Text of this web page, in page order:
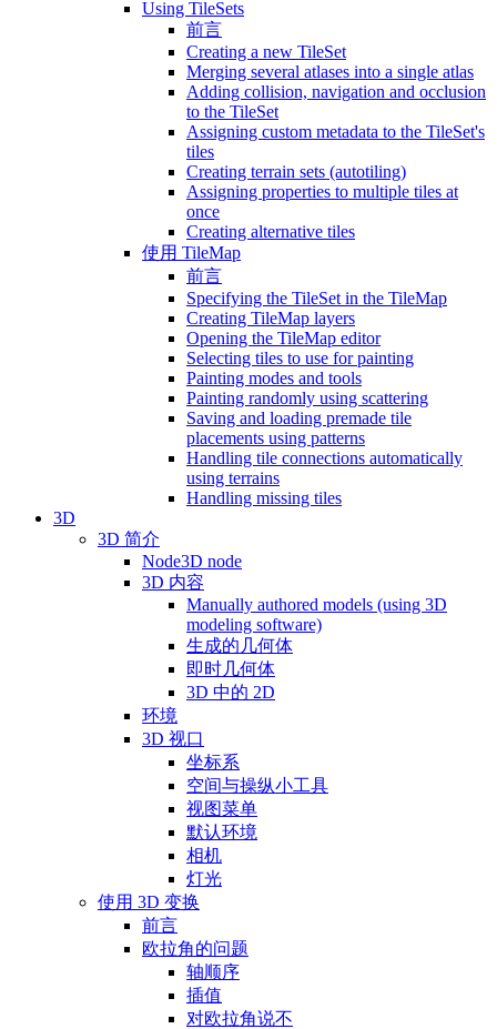
Using TileSets
前言
Creating a new TileSet
Merging several atlases into a single atlas
Adding collision, navigation and occlusion
to the TileSet
Assigning custom metadata to the TileSet's
tiles
Creating terrain sets (autotiling)
Assigning properties to multiple tiles at
once
Creating alternative tiles
使用 TileMap
前言
Specifying the TileSet in the TileMap
Creating TileMap layers
Opening the TileMap editor
Selecting tiles to use for painting
Painting modes and tools
Painting randomly using scattering
Saving and loading premade tile
placements using patterns
Handling tile connections automatically
using terrains
Handling missing tiles
3D
3D 简介
Node3D node
3D 内容
Manually authored models (using 3D
modeling software)
生成的几何体
即时几何体
3D 中的 2D
环境
3D 视口
坐标系
空间与操纵小工具
视图菜单
默认环境
相机
灯光
使用 3D 变换
前言
欧拉角的问题
轴顺序
插值
对欧拉角说不